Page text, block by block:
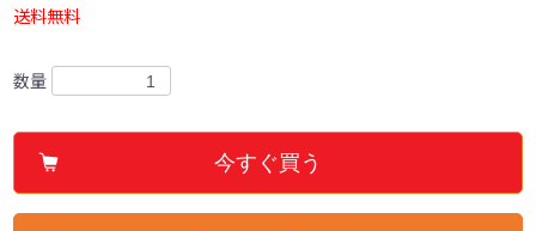
送料無料
数量
今すぐ買う